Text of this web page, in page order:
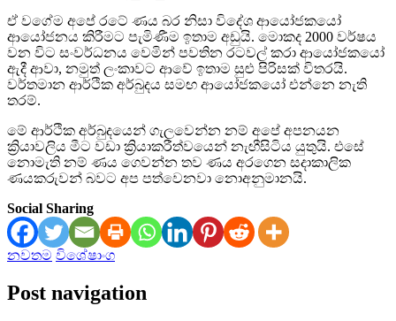
ඒ වගේම අපේ රටේ ණය බර නිසා විදේශ ආයෝජකයෝ
ආයෝජනය කිරීමට පැමිණීම ඉතාම අඩුයි. මොකද 2000 වර්ෂය
වන විට සංවර්ධනය වෙමින් පවතින රටවල් කරා ආයෝජකයෝ
ඇදී ආවා, නමුත් ලංකාවට ආවේ ඉතාම සුළු පිරිසක් විතරයි.
වර්තමාන ආර්ථික අර්බුදය සමඟ ආයෝජකයෝ එන්නෙ නැති
තරම්.
මේ ආර්ථික අර්බුදයෙන් ගැලවෙන්න නම් අපේ අපනයන
ක්‍රියාවලිය මීට වඩා ක්‍රියාකරීත්වයෙන් නැඟීසිටිය යුතුයි. එසේ
නොමැති නම් ණය ගෙවන්න තව ණය අරගෙන සදාකාලික
ණයකරුවන් බවට අප පත්වෙනවා නොඅනුමානයි.
Social Sharing
නවතම විශේෂාංග
Post navigation